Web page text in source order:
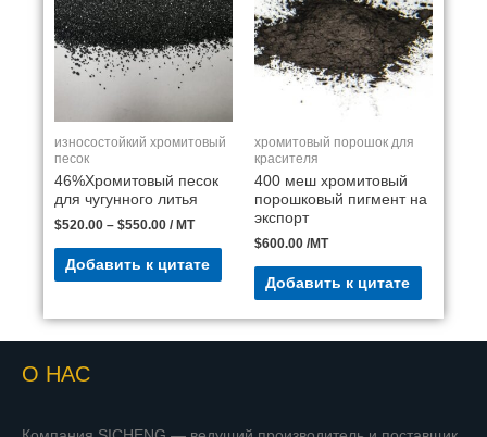
износостойкий хромитовый
песок
46%Хромитовый песок
для чугунного литья
$520.00 – $550.00 / MT
Добавить к цитате
хромитовый порошок для
красителя
400 меш хромитовый
порошковый пигмент на
экспорт
$600.00 /MT
Добавить к цитате
О НАС